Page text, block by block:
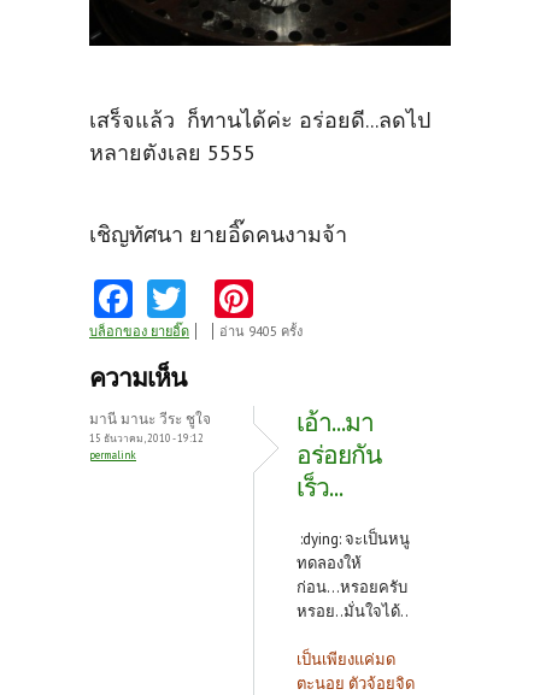
เสร็จแล้ว ก็ทานได้ค่ะ อร่อยดี...ลดไป
หลายตังเลย 5555
เชิญทัศนา ยายอิ๊ดคนงามจ้า
Fa
ce
b
o
o
w
itt
er
nt
es
t
บล็อกของ ยายอิ๊ด อ่าน 9405 ครั้ง
ความเห็น
มานี มานะ วีระ ชูใจ
15 ธันวาคม, 2010 - 19:12
permalink
เอ้า...มา
อร่อยกัน
เร็ว...
:dying: จะเป็นหนู
ทดลองให้
ก่อน...หรอยครับ
หรอย..มั่นใจได้..
เป็นเพียงแค่มด
ตะนอย ตัวจ้อยจิด